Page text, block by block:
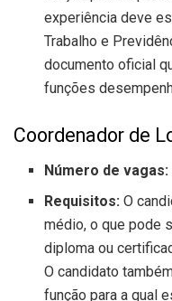
experiência deve
Trabalho e
documento oficial
funções
Coordenador de
Número de vagas:
Requisitos:O
médio, o que pode
diploma ou
O candidato
função para a qual